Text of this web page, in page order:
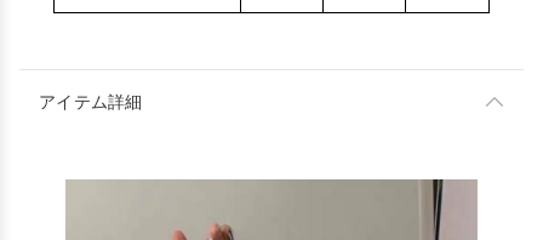
アイテム詳細